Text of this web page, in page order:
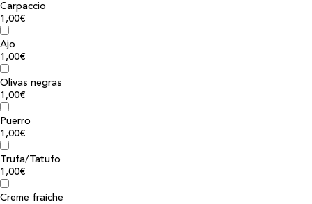
Carpaccio
1,00€
Ajo
1,00€
Olivas negras
1,00€
Puerro
1,00€
Trufa/Tatufo
1,00€
Creme fraiche